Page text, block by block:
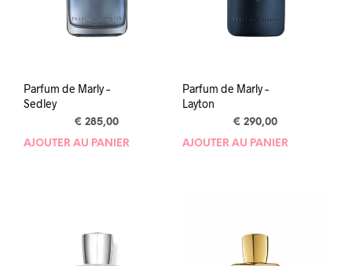
Parfum de Marly –
Sedley
€ 285,00
AJOUTER AU PANIER
Parfum de Marly –
Layton
€ 290,00
AJOUTER AU PANIER